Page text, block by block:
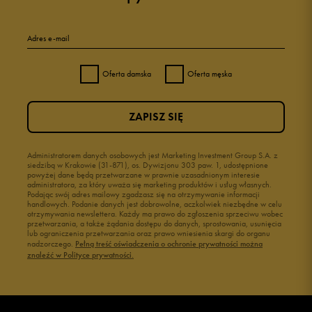
Adres e-mail
Oferta damska Oferta męska
Administratorem danych osobowych jest Marketing Investment Group S.A. z
siedzibą w Krakowie (31-871), os. Dywizjonu 303 paw. 1, udostępnione
powyżej dane będą przetwarzane w prawnie uzasadnionym interesie
administratora, za który uważa się marketing produktów i usług własnych.
Podając swój adres mailowy zgadzasz się na otrzymywanie informacji
handlowych. Podanie danych jest dobrowolne, aczkolwiek niezbędne w celu
otrzymywania newslettera. Każdy ma prawo do zgłoszenia sprzeciwu wobec
przetwarzania, a także żądania dostępu do danych, sprostowania, usunięcia
lub ograniczenia przetwarzania oraz prawo wniesienia skargi do organu
nadzorczego. Pełną treść oświadczenia o ochronie prywatności można
znaleźć w Polityce prywatności.
ZAPISZ SIĘ